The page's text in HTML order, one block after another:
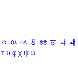
ㆁ ㆂ ㆃ ㆄ ㆅ ㆆ ㆇ ㆈ
τ υ φ χ ψ ω